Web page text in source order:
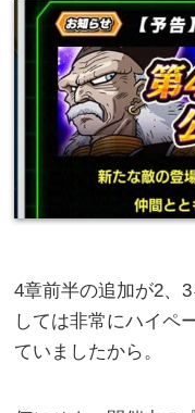
4章前半の追加が2、
しては非常にハイペ
ていましたから。